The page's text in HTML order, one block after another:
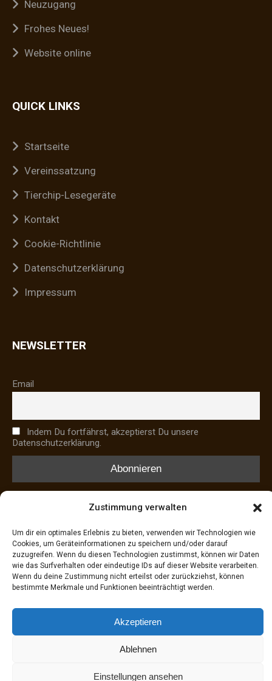
Zustimmung verwalten
Um dir ein optimales Erlebnis zu bieten, verwenden wir Technologien wie
Cookies, um Geräteinformationen zu speichern und/oder darauf
zuzugreifen. Wenn du diesen Technologien zustimmst, können wir Daten
wie das Surfverhalten oder eindeutige IDs auf dieser Website verarbeiten.
Wenn du deine Zustimmung nicht erteilst oder zurückziehst, können
bestimmte Merkmale und Funktionen beeinträchtigt werden.
Akzeptieren
Ablehnen
Einstellungen ansehen
Neuzugang
Frohes Neues!
Website online
QUICK LINKS
Startseite
Vereinssatzung
Tierchip-Lesegeräte
Kontakt
Cookie-Richtlinie
Datenschutzerklärung
Impressum
NEWSLETTER
Email
Indem Du fortfährst, akzeptierst Du unsere
Datenschutzerklärung.
HAUSTIERNOTFÄLLE
Notdienst Tierärzte
Tasso-Tierregister
Findefix-Tierregister
Copyright 2026 Wildtierrettung Erlangen e.V., All Right